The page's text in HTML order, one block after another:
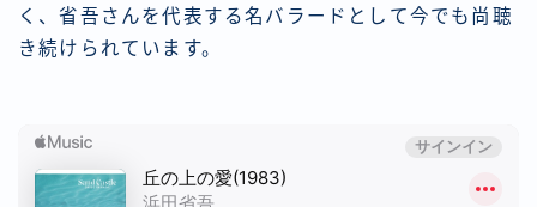
く、省吾さんを代表する名バラードとして今でも尚聴
き続けられています。